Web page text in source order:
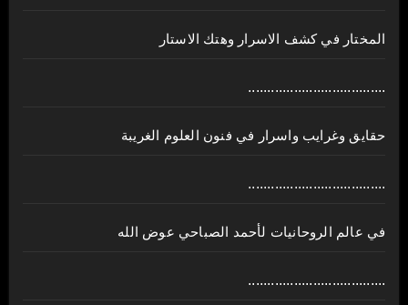
المختار في كشف الاسرار وهتك الاستار
....................................
حقايق وغرايب واسرار في فنون العلوم الغريبة
....................................
في عالم الروحانيات لأحمد الصباحي عوض الله
....................................